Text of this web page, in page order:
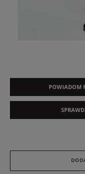
POWIADOM